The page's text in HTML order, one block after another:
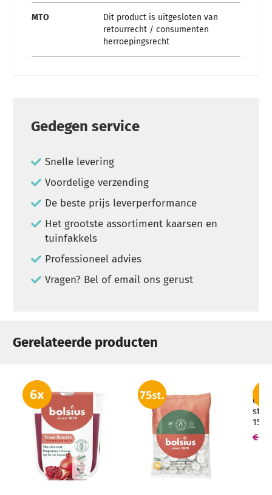
MTO
Dit product is uitgesloten van
retourrecht / consumenten
herroepingsrecht
Gedegen service
Snelle levering
Voordelige verzending
De beste prijs leverperformance
Het grootste assortiment kaarsen en
tuinfakkels
Professioneel advies
Vragen? Bel of email ons gerust
Gerelateerde producten
6
€